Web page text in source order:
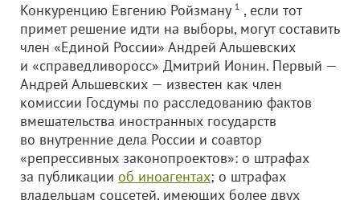
Конкуренцию Евгению Ройзману 1 , если тот
примет решение идти на выборы, могут составить
член «Единой России» Андрей Альшевских
и «справедливоросс» Дмитрий Ионин. Первый —
Андрей Альшевских — известен как член
комиссии Госдумы по расследованию фактов
вмешательства иностранных государств
во внутренние дела России и соавтор
«репрессивных законопроектов»: о штрафах
за публикации об иноагентах; о штрафах
владельцам соцсетей, имеющих более двух